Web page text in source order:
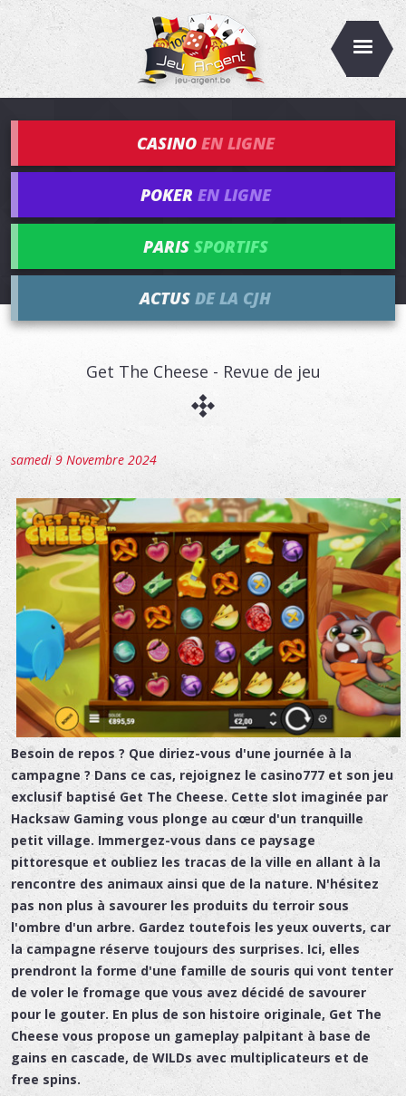
CASINO EN LIGNE
POKER EN LIGNE
PARIS SPORTIFS
ACTUS DE LA CJH
Get The Cheese - Revue de jeu
samedi 9 Novembre 2024
Besoin de repos ? Que diriez-vous d'une journée à la
campagne ? Dans ce cas, rejoignez le casino777 et son jeu
exclusif baptisé Get The Cheese. Cette slot imaginée par
Hacksaw Gaming vous plonge au cœur d'un tranquille
petit village. Immergez-vous dans ce paysage
pittoresque et oubliez les tracas de la ville en allant à la
rencontre des animaux ainsi que de la nature. N'hésitez
pas non plus à savourer les produits du terroir sous
l'ombre d'un arbre. Gardez toutefois les yeux ouverts, car
la campagne réserve toujours des surprises. Ici, elles
prendront la forme d'une famille de souris qui vont tenter
de voler le fromage que vous avez décidé de savourer
pour le gouter. En plus de son histoire originale, Get The
Cheese vous propose un gameplay palpitant à base de
gains en cascade, de WILDs avec multiplicateurs et de
free spins.